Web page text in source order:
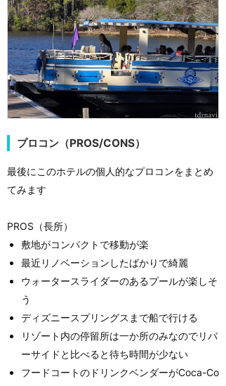
プロコン（PROS/CONS）
最後にこのホテルの個人的なプロコンをまとめ
てみます
PROS（長所）
敷地がコンパクトで移動が楽
最近リノベーションしたばかりで綺麗
ウォータースライダーのあるプールが楽しそ
う
ディズニースプリングスまで船で行ける
リゾート内の停留所は一か所のみなのでリバ
ーサイドと比べると待ち時間が少ない
フードコートのドリンクベンダーがCoca-Co